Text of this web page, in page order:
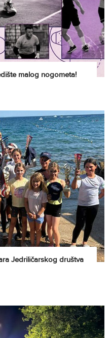
malog nogometa!
Jedriličarskog društva